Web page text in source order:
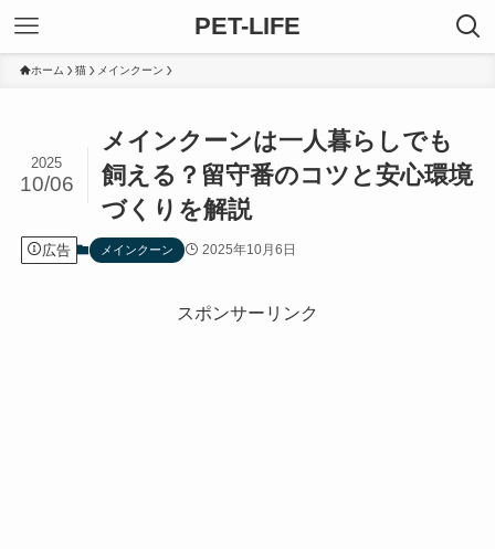
PET-LIFE
ホーム 猫 メインクーン
メインクーンは一人暮らしでも
飼える？留守番のコツと安心環境
づくりを解説
2025
10/06
広告 メインクーン 2025年10月6日
スポンサーリンク